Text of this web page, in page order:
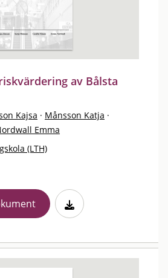
av Bålsta
Kajsa · Månsson Katja ·
Emma
(LTH)